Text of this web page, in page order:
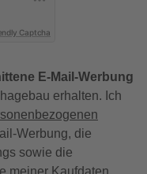
Captcha
E-Mail-Werbung
erhalten. Ich
Werbung, die
sowie die